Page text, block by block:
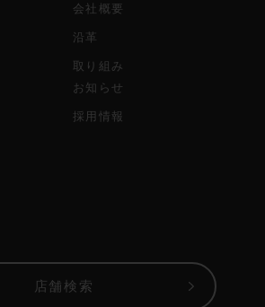
会社概要
沿革
取り組み
お知らせ
採用情報
店舗検索